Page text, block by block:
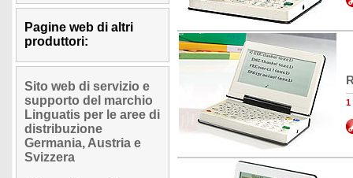
Pagine web di altri
produttori:
Sito web di servizio e
supporto del marchio
Linguatis per le aree di
distribuzione
Germania, Austria e
Svizzera
1